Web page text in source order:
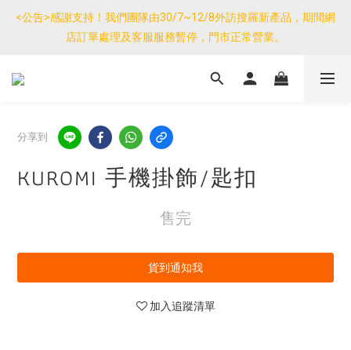
優惠免運產品如與其他商品同單購買，其他商品每件只需加$7運
費。(大件/較重產品除外)
<公告>感謝支持！我們團隊由30/7~12/8外訪搜羅新產品，期間網
店訂單處理及客服服務暫停，門市正常營業。
優惠免運產品如與其他商品同單購買，其他商品每件只需加$7運
分享到
KUROMI 手機掛飾/匙扣
售完
貨到通知我
加入追蹤清單